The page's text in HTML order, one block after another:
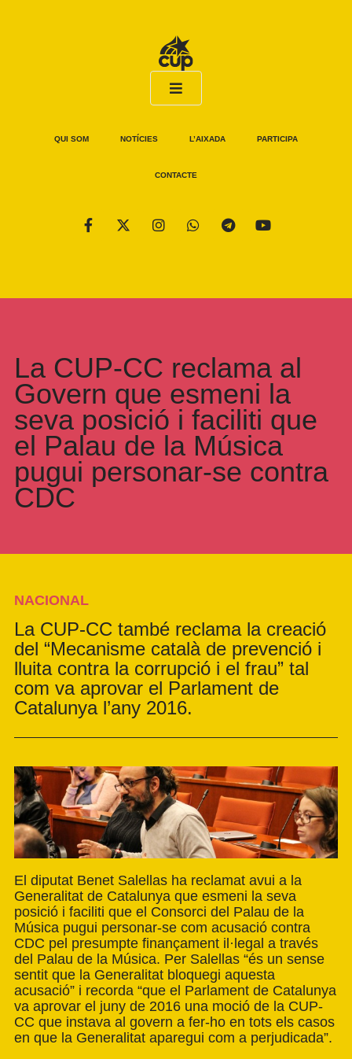
QUI SOM NOTÍCIES L’AIXADA PARTICIPA
CONTACTE
La CUP-CC reclama al
Govern que esmeni la
seva posició i faciliti que
el Palau de la Música
pugui personar-se contra
CDC
NACIONAL
La CUP-CC també reclama la creació
del “Mecanisme català de prevenció i
lluita contra la corrupció i el frau” tal
com va aprovar el Parlament de
Catalunya l’any 2016.
El diputat Benet Salellas ha reclamat avui a la
Generalitat de Catalunya que esmeni la seva
posició i faciliti que el Consorci del Palau de la
Música pugui personar-se com acusació contra
CDC pel presumpte finançament il·legal a través
del Palau de la Música. Per Salellas “és un sense
sentit que la Generalitat bloquegi aquesta
acusació” i recorda “que el Parlament de Catalunya
va aprovar el juny de 2016 una moció de la CUP-
CC que instava al govern a fer-ho en tots els casos
en que la Generalitat aparegui com a perjudicada”.